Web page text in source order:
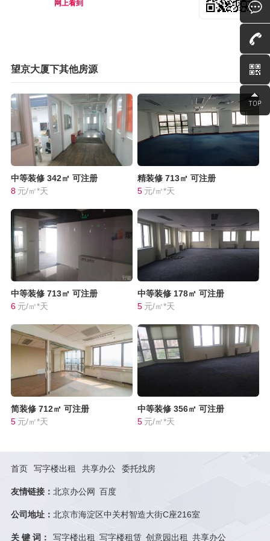
网上看到
望京大厦下其他房源
中等装修 342㎡ 可注册
8 元/㎡*天
精装修 713㎡ 可注册
5 元/㎡*天
中等装修 713㎡ 可注册
6 元/㎡*天
中等装修 178㎡ 可注册
5 元/㎡*天
简装修 712㎡ 可注册
5 元/㎡*天
中等装修 356㎡ 可注册
5 元/㎡*天
首页 写字楼出租 共享办公 委托找房
友情链接： 北京办公网 百度
公司地址： 北京市海淀区中关村智造大街C座216室
关 键 词： 写字楼出租 写字楼租赁 创意园出租 共享办公